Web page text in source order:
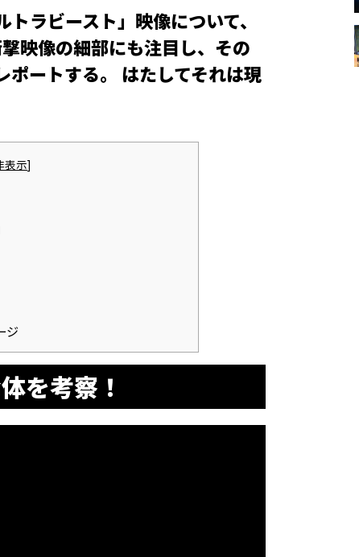
ラビースト」映像について、
映像の細部にも注目し、その
ートする。 はたしてそれは現
表示]
ジ
を考察！